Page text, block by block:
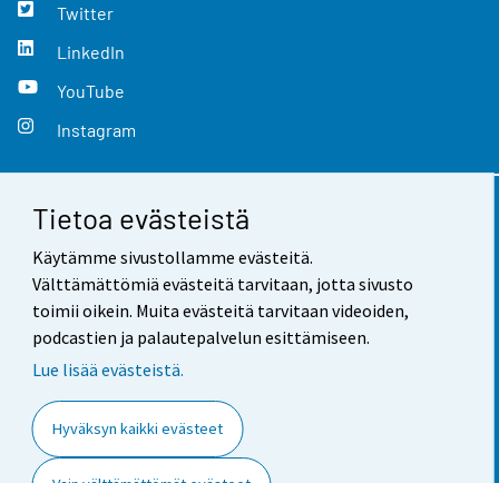
Tietoa evästeistä
Käytämme sivustollamme evästeitä.
Välttämättömiä evästeitä tarvitaan, jotta sivusto
toimii oikein. Muita evästeitä tarvitaan videoiden,
podcastien ja palautepalvelun esittämiseen.
Lue lisää evästeistä.
Hyväksyn kaikki evästeet
Twitter
LinkedIn
YouTube
Instagram
Yhteystiedot
Palaute
Käyttöehdot
Saavutettavuus
Tietoa sivustosta